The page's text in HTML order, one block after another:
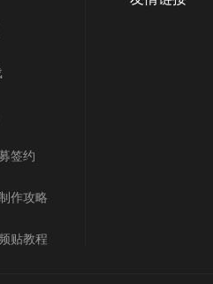
签约
作攻略
贴教程